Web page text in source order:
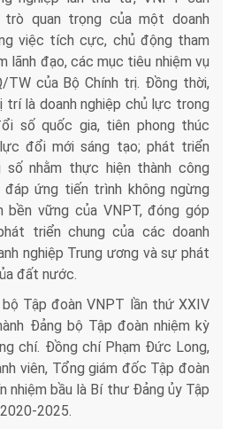
quan trọng của một doanh
việc tích cực, chủ động tham
lãnh đạo, các mục tiêu nhiệm vụ
TW của Bộ Chính trị. Đồng thời,
trí là doanh nghiệp chủ lực trong
số quốc gia, tiên phong thúc
đổi mới sáng tạo; phát triển
số nhằm thực hiện thành công
đáp ứng tiến trình không ngừng
vững của VNPT, đóng góp
triển chung của các doanh
nghiệp Trung ương và sự phát
đất nước.
Tập đoàn VNPT lần thứ XXIV
Đảng bộ Tập đoàn nhiệm kỳ
chí. Đồng chí Phạm Đức Long,
viên, Tổng giám đốc Tập đoàn
nhiệm bầu là Bí thư Đảng ủy Tập
2025.